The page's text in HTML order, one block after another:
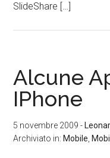
SlideShare […]
Alcune
IPhone
5 novembre 2009 -
Archiviato in: Mobile